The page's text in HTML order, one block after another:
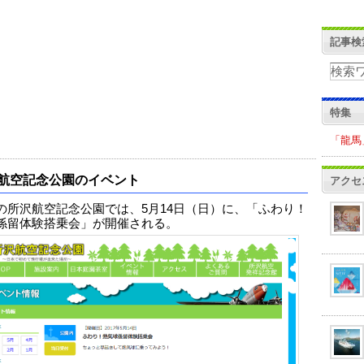
空記念公園のイベント
所沢航空記念公園では、5月14日（日）に、「ふわり！
留体験搭乗会」が開催される。
記事検
特集
「龍
アク